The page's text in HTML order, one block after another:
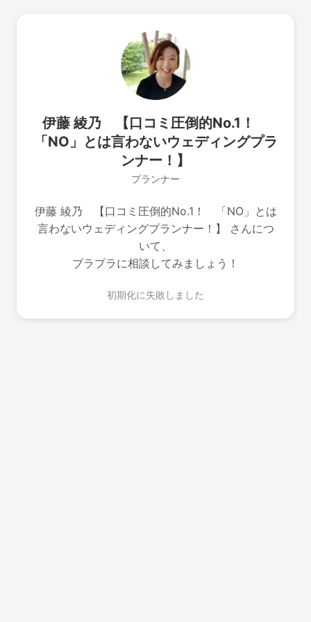
伊藤 綾乃 【口コミ圧倒的No.1！
「NO」とは言わないウェディングプラ
ンナー！】
プランナー
伊藤 綾乃 【口コミ圧倒的No.1！ 「NO」とは
言わないウェディングプランナー！】 さんにつ
いて、
ブラプラに相談してみましょう！
初期化に失敗しました